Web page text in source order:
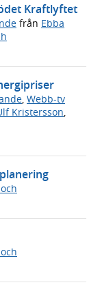
Kraftlyftet
från Ebba
, Webb-tv
Kristersson,